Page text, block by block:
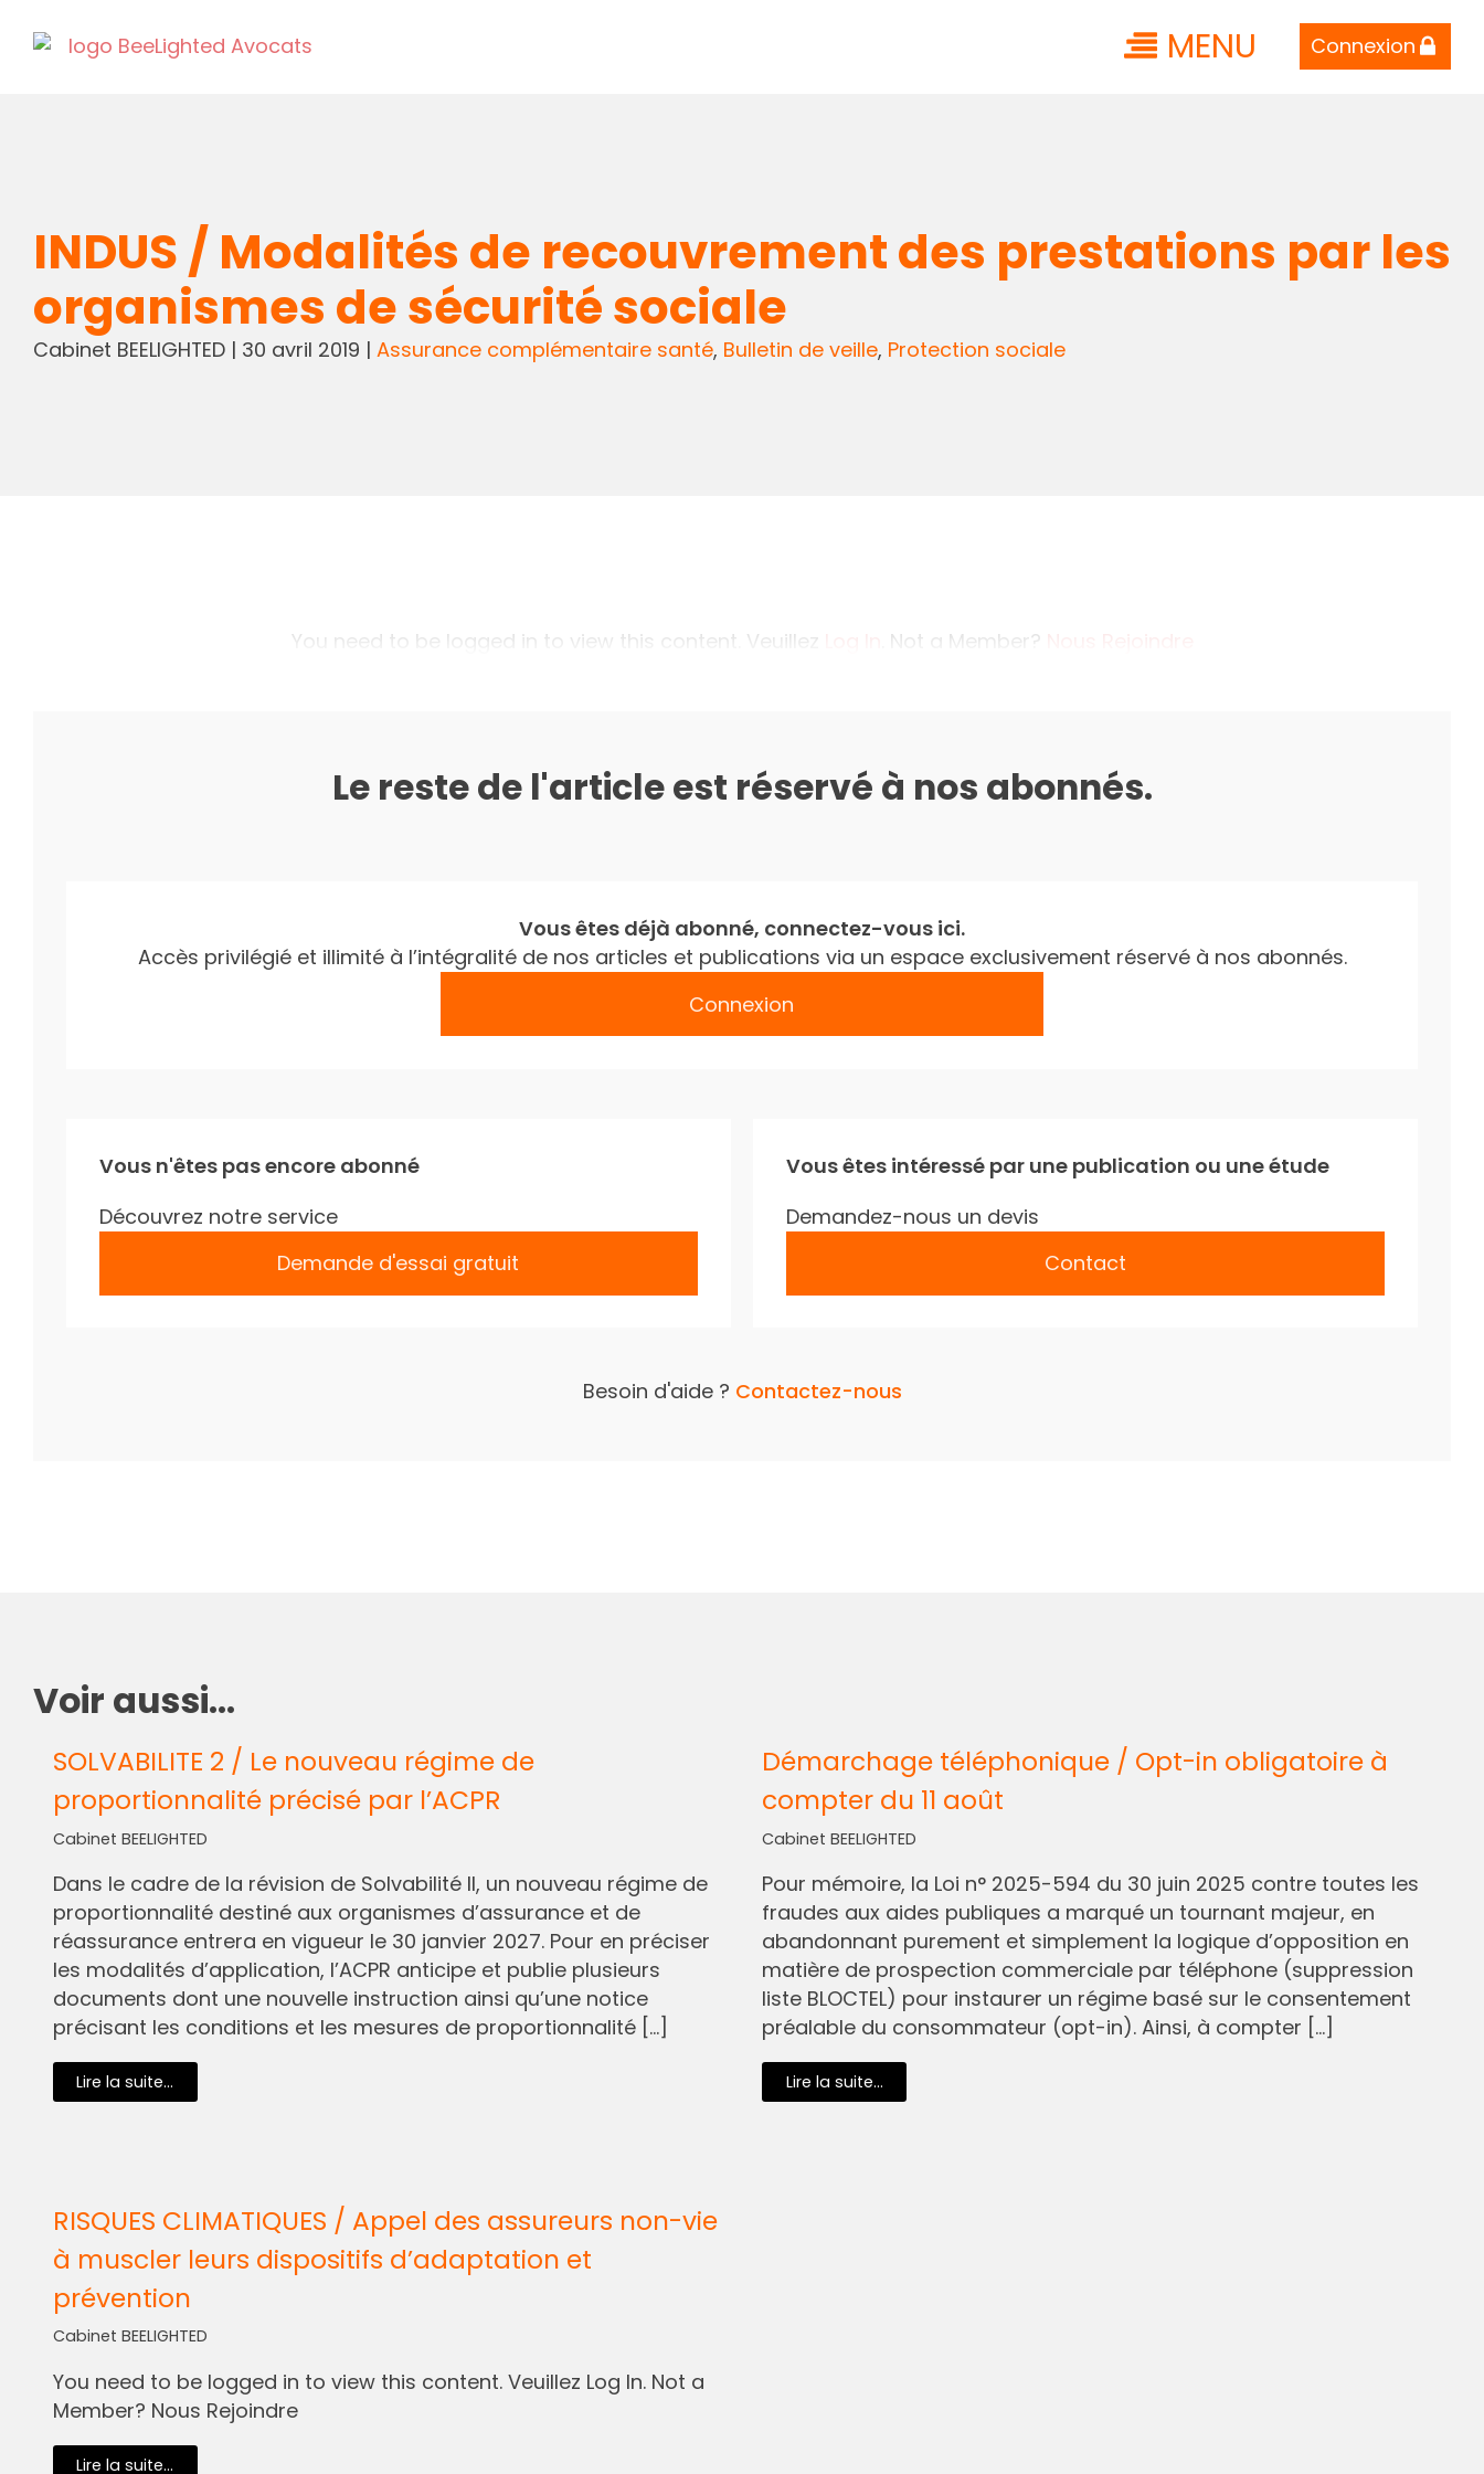
MENU Connexion
INDUS / Modalités de recouvrement des prestations par les
organismes de sécurité sociale
Cabinet BEELIGHTED| 30 avril 2019 | Assurance complémentaire santé, Bulletin de veille, Protection sociale
You need to be logged in to view this content. Veuillez . Not a Member?
Le reste de l'article est réservé à nos abonnés.
Vous êtes déjà abonné, connectez-vous ici.
Accès privilégié et illimité à l’intégralité de nos articles et publications via un espace exclusivement réservé à nos abonnés.
Connexion
Vous n'êtes pas encore abonné
Découvrez notre service
Demande d'essai gratuit
Vous êtes intéressé par une publication ou une étude
Demandez-nous un devis
Contact
Besoin d'aide ? Contactez-nous
Voir aussi...
SOLVABILITE 2 / Le nouveau régime de
proportionnalité précisé par l’ACPR
Cabinet BEELIGHTED
Dans le cadre de la révision de Solvabilité II, un nouveau régime de
proportionnalité destiné aux organismes d’assurance et de
réassurance entrera en vigueur le 30 janvier 2027. Pour en préciser
les modalités d’application, l’ACPR anticipe et publie plusieurs
documents dont une nouvelle instruction ainsi qu’une notice
précisant les conditions et les mesures de proportionnalité […]
Lire la suite...
Démarchage téléphonique / Opt-in obligatoire à
compter du 11 août
Cabinet BEELIGHTED
Pour mémoire, la Loi n° 2025-594 du 30 juin 2025 contre toutes les
fraudes aux aides publiques a marqué un tournant majeur, en
abandonnant purement et simplement la logique d’opposition en
matière de prospection commerciale par téléphone (suppression
liste BLOCTEL) pour instaurer un régime basé sur le consentement
préalable du consommateur (opt-in). Ainsi, à compter […]
Lire la suite...
RISQUES CLIMATIQUES / Appel des assureurs non-vie
à muscler leurs dispositifs d’adaptation et
prévention
Cabinet BEELIGHTED
You need to be logged in to view this content. Veuillez Log In. Not a
Member? Nous Rejoindre
Lire la suite...